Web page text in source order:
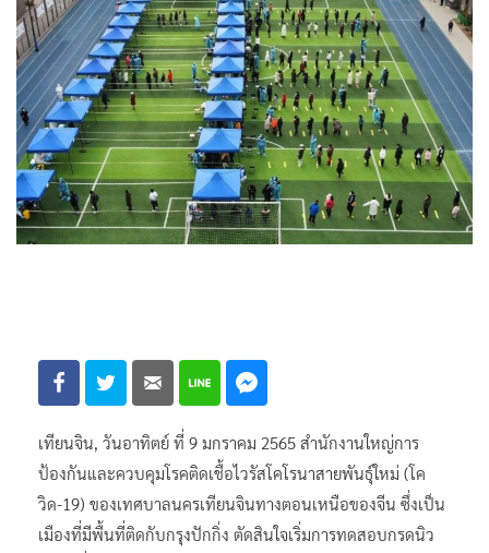
เทียนจิน, วันอาทิตย์ ที่ 9 มกราคม 2565 สำนักงานใหญ่การ
ป้องกันและควบคุมโรคติดเชื้อไวรัสโคโรนาสายพันธุ์ใหม่ (โค
วิด-19) ของเทศบาลนครเทียนจินทางตอนเหนือของจีน ซึ่งเป็น
เมืองที่มีพื้นที่ติดกับกรุงปักกิ่ง ตัดสินใจเริ่มการทดสอบกรดนิว